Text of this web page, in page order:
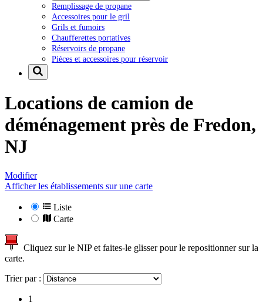
Remplissage de propane
Accessoires pour le gril
Grils et fumoirs
Chaufferettes portatives
Réservoirs de propane
Pièces et accessoires pour réservoir
Locations de camion de
déménagement près de Fredon,
NJ
Modifier
Afficher les établissements sur une carte
Liste
Carte
Cliquez sur le NIP et faites-le glisser pour le repositionner sur la
carte.
Trier par :
1